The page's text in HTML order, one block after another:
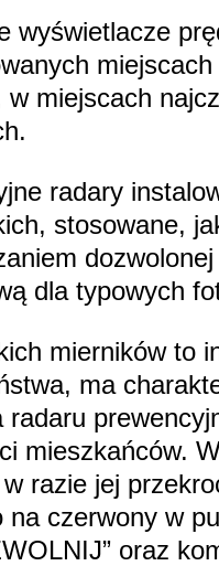
wyświetlacze
w miejscach
radary
stosowane,
dla typowych
mierników to
ma
radaru
mieszkańców.
razie jej
na czerwony w
oraz